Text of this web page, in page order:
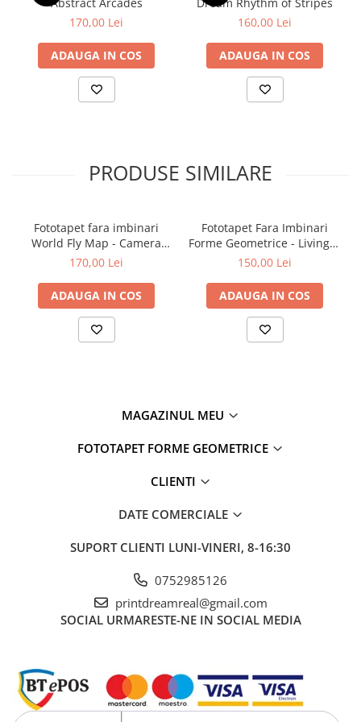
Abstract Arcades
170,00 Lei
ADAUGA IN COS
Dream Rhythm of Stripes
160,00 Lei
ADAUGA IN COS
PRODUSE SIMILARE
Fototapet fara imbinari
World Fly Map - Camera
Copilului
170,00 Lei
ADAUGA IN COS
Fototapet Fara Imbinari
Forme Geometrice - Living &
Dormitor
150,00 Lei
ADAUGA IN COS
MAGAZINUL MEU
FOTOTAPET FORME GEOMETRICE
CLIENTI
DATE COMERCIALE
SUPORT CLIENTI LUNI-VINERI, 8-16:30
0752985126
printdreamreal@gmail.com
SOCIAL URMARESTE-NE IN SOCIAL MEDIA